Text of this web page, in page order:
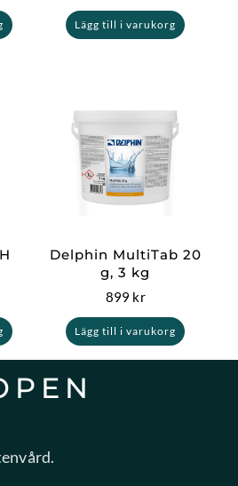
Lägg till i varukorg
Delphin MultiTab 20
g, 3 kg
899 kr
Lägg till i varukorg